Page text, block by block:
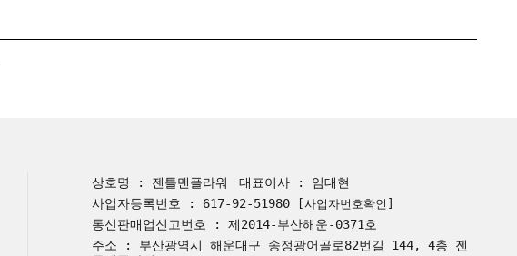
상호명 : 젠틀맨플라워
대표이사 : 임대현
사업자등록번호 : 617-92-51980
[사업자번호확인]
통신판매업신고번호 : 제2014-부산해운-0371호
주소 : 부산광역시 해운대구 송정광어골로82번길 144, 4층 젠